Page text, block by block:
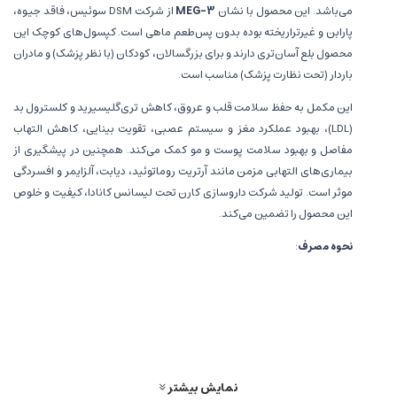
می‌باشد. این محصول با نشان MEG-3
از شرکت DSM سوئیس، فاقد جیوه،
پارابن و غیرتراریخته بوده بدون پس‌طعم ماهی است. کپسول‌های کوچک این
محصول بلع آسان‌تری دارند و برای بزرگسالان، کودکان (با نظر پزشک) و مادران
باردار (تحت نظارت پزشک) مناسب است.
این مکمل به حفظ سلامت قلب و عروق، کاهش تری‌گلیسیرید و کلسترول بد
(LDL)، بهبود عملکرد مغز و سیستم عصبی، تقویت بینایی، کاهش التهاب
مفاصل و بهبود سلامت پوست و مو کمک می‌کند. همچنین در پیشگیری از
بیماری‌های التهابی مزمن مانند آرتریت روماتوئید، دیابت، آلزایمر و افسردگی
موثر است. تولید شرکت داروسازی کارن تحت لیسانس کانادا، کیفیت و خلوص
این محصول را تضمین می‌کند.
نحوه مصرف:
نمایش بیشتر